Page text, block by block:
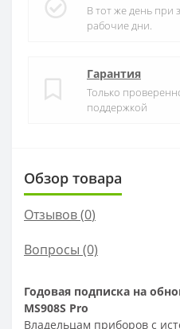
В тот же день при
рабочие дни.
Гарантия
Только
поддержкой
Обзор товара
Отзывов (0)
Вопросы (0)
Годовая подписка на
MS908S Pro
Владельцам приборов с